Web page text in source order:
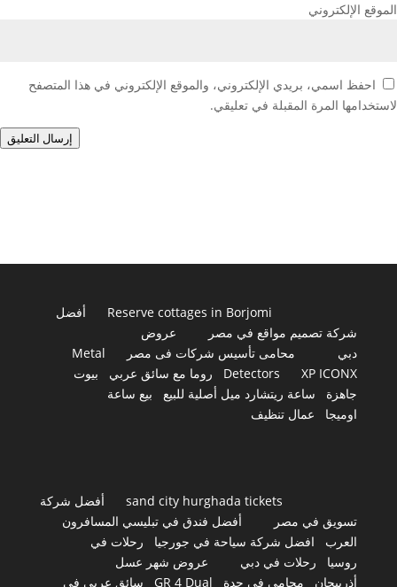
الموقع الإلكتروني
احفظ اسمي، بريدي الإلكتروني، والموقع الإلكتروني في هذا المتصفح
لاستخدامها المرة المقبلة في تعليقي.
إرسال التعليق
Reserve cottages in Borjomi
أفضل
شركة تصميم مواقع في مصر
عروض
دبي
محامى تأسيس شركات فى مصر
Metal
Detectors
XP ICONX روما مع سائق عربي
بيوت
جاهزة
ساعة ريتشارد ميل أصلية للبيع
بيع ساعة
اوميجا
عمال تنظيف
sand city hurghada tickets
أفضل شركة
تسويق في مصر
أفضل فندق في تبليسي المسافرون
العرب
افضل شركة سياحة في جورجيا
رحلات في
روسيا
رحلات في دبي
عروض شهر عسل
أذربيجان
محامي في جدة GR 4 Dual سائق عربي في